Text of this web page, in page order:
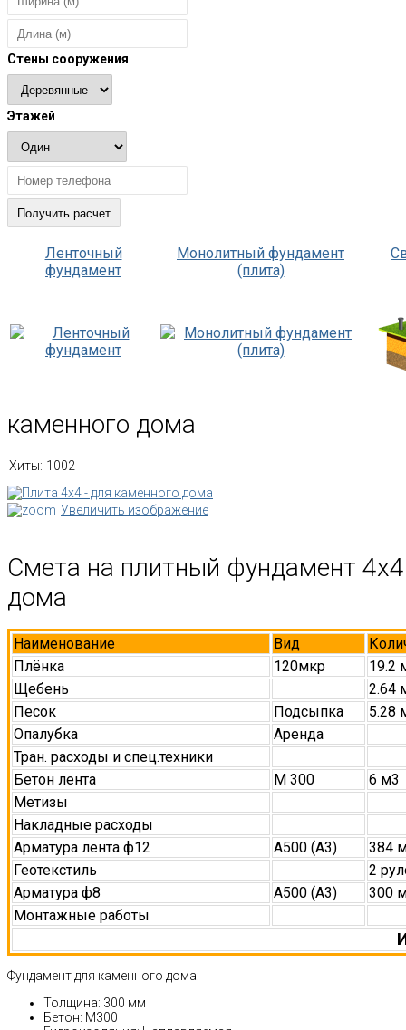
Стены сооружения
Этажей
Ленточный
фундамент
Монолитный фундамент
(плита)
каменного дома
Хиты: 1002
Увеличить изображение
Смета на плитный фундамент
дома
Наименование Вид
Плёнка
120мкр
19.2
Щебень
2.64
Песок
Подсыпка
5.28
Опалубка
Аренда
Тран. расходы и спец.техники
Бетон лента
М 300
6 м3
Метизы
Накладные расходы
Арматура лента ф12
А500 (А3)
384
Геотекстиль
2
Арматура ф8
А500 (А3)
300
Монтажные работы
Фундамент для каменного дома:
Толщина: 300 мм
Бетон: М300